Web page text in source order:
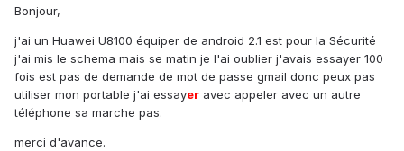
Bonjour,
j'ai un Huawei U8100 équiper de android 2.1 est pour la Sécurité
j'ai mis le schema mais se matin je l'ai oublier j'avais essayer 100
fois est pas de demande de mot de passe gmail donc peux pas
utiliser mon portable j'ai essayer avec appeler avec un autre
téléphone sa marche pas.
merci d'avance.